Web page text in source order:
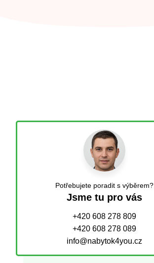
Potřebujete poradit s výběrem?
Jsme tu pro vás
+420 608 278 809
+420 608 278 089
info@nabytok4you.cz